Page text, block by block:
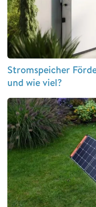
Stromspeicher
und wie viel?